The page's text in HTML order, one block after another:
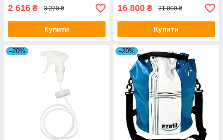
2 616 ₴ 3 270 ₴
Купити
16 800 ₴ 21 000 ₴
Купити
–20% –20%